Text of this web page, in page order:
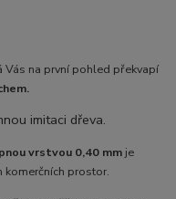
Vás na první pohled překvapí
imitaci dřeva.
vrstvou 0,40 mm je
komerčních prostor.